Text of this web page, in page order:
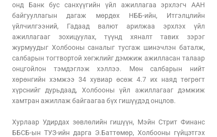
онд Банк бус санхүүгийн үйл ажиллагаа эрхлэгч ААН
байгууллагын дагаж мөрдөх НББ-ийн, Итгэлцлийн
үйлчилгээний, Гадаад валют арилжаа эрхлэх үйл
ажиллагааг зохицуулах, түүнд хяналт тавих зэрэг
журмуудыг Холбооны саналыг тусгаж шинэчлэн баталж,
салбарын тогтвортой хөгжлийг дэмжиж ажилласан талаар
онцгойлон тэмдэглэж хэллээ. Мөн салбарын нийт
хөрөнгийн хэмжээ 34 хувиар өсөж 4.7 их наяд төгрөгт
хүрснийг дурьдаад, Холбооны үйл ажиллагааг дэмжиж
хамтран ажиллаж байгаагаа бүх гишүүдэд онцлов.
Хурлаар Удирдах зөвлөлийн гишүүн, Мэйн Стрит Финанс
ББСБ-ын ТУЗ-ийн дарга Э.Баттөмөр, Холбооны гүйцэтгэх